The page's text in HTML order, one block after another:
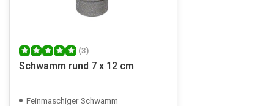
(3)
Schwamm rund 7 x 12 cm
Feinmaschiger Schwamm